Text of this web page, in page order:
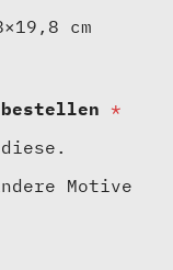
cm
bestellen*
Motive